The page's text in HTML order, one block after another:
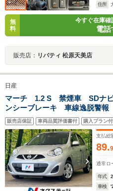
住所
無
料
今すぐ在庫確
電話
販売店： リバティ 松原天美店
日産
マーチ 1.2 S 禁煙車 SDナ
ンシーブレーキ 車線逸脱警
ームアシスト リモコンキー
アコン エアバッグ リア一体
販売店保証 車両品質評価書付 購入プラン付
支払総
89.9
通常ロ
年式
車検